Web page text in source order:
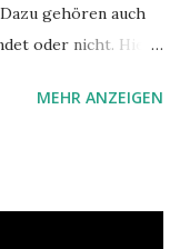
gehören auch
oder nicht. Hier
MEHR ANZEIGEN